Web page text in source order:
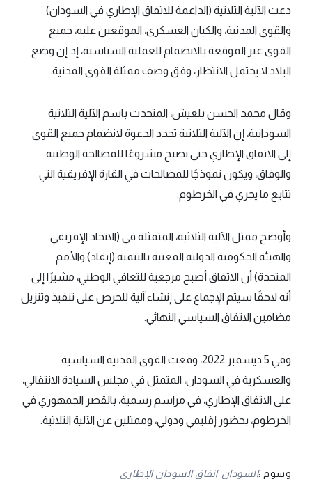
دعت الآلية الثلاثية (الداعمة للاتفاق الإطاري في السودان)
والقوى المدنية، والكيان العسكري، الموقعين عليه، جميع
القوي غير الموقعة بالانضمام للعملية السياسية، إذ إن وضع
البلاد لا يحتمل الانتظار، وفق وصف ممثلة القوى المدنية.
وقال محمد الحسن بلعيش، المتحدث باسم الآلية الثلاثية
السودانية، إن الآلية الثلاثية تجدد الدعوة لانضمام جميع القوى
إلى الاتفاق الإطاري حتى يصبح مشروعًا للمصالحة الوطنية
والوفاق، ويكون نموذجًا للمصالحات في القارة الإفريقية التي
تتابع ما يجري في الخرطوم.
وأوضح ممثل الآلية الثلاثية، المتمثلة في (الاتحاد الإفريقي
والهيئة الحكومية الدولية المعنية بالتنمية (إيقاد) والأمم
المتحدة) أن الاتفاق أصبح مرجعية للتعافي الوطني، مشيرًا إلى
أنه لاحقًا سيتم الإجماع على إنشاء آلية للحرص على تنفيذ وتنزيل
مضامين الاتفاق السياسي النهائي.
وفي 5 ديسمبر 2022، وقعت القوى المدنية السياسية
والعسكرية في السودان، المتمثل في مجلس السيادة الانتقالي،
على الاتفاق الإطاري، في مراسم رسمية، بالقصر الجمهوري في
الخرطوم، بحضور إقليمي ودولي، وممثلين عن الآلية الثلاثية.
وسوم :السودان اتفاق السودان الإطاري